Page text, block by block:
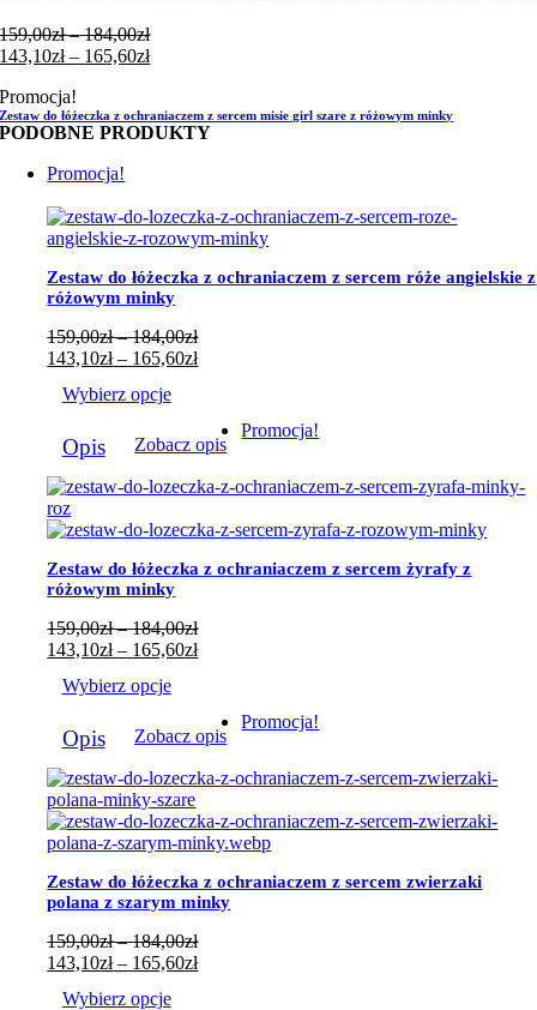
159,00zł – 184,00złZakres
cen:
do
184,00zł
143,10zł – 165,60złZakres
143,10zł
do
Promocja!
Zestaw do łóżeczka z ochraniaczem z sercem misie girl szare z różowym minky
PODOBNE PRODUKTY
Promocja!
Zestaw do łóżeczka z ochraniaczem z sercem róże angielskie z
różowym minky
159,00zł – 184,00złZakres
cen:
184,00zł
143,10zł – 165,60złZakres
143,10zł
do
Wybierz opcje
produkt
ma
wiele
wariantów.
Opcje
można
wybrać
na
stronie
produktu
Opis Zobacz opis
Promocja!
Zestaw do łóżeczka z ochraniaczem z sercem żyrafy z
różowym minky
159,00zł – 184,00złZakres
cen:
184,00zł
143,10zł – 165,60złZakres
143,10zł
do
Wybierz opcje
produkt
ma
wiele
wariantów.
Opcje
można
wybrać
na
stronie
produktu
Opis Zobacz opis
Promocja!
Zestaw do łóżeczka z ochraniaczem z sercem zwierzaki
polana z szarym minky
159,00zł – 184,00złZakres
cen:
143,10zł – 165,60złZakres
Wybierz opcje